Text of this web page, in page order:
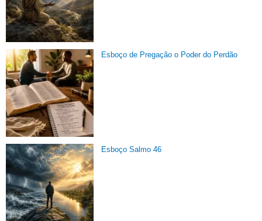
Esboço de Pregação o Poder do Perdão
Esboço Salmo 46